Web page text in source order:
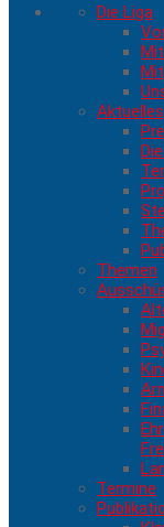
Die Liga
Aktuelles
Themen
Termine